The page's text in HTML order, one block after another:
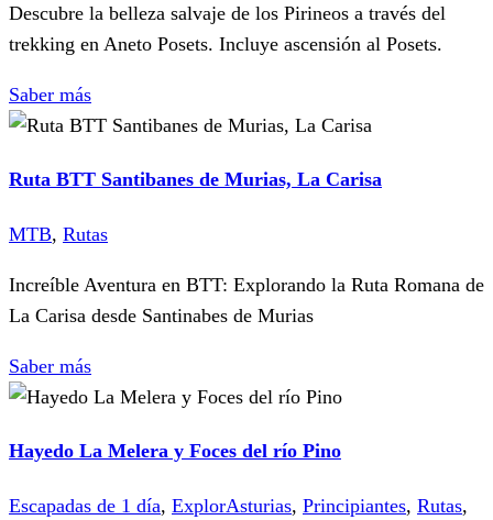
Descubre la belleza salvaje de los Pirineos a través del
trekking en Aneto Posets. Incluye ascensión al Posets.
Saber más
Ruta BTT Santibanes de Murias, La Carisa
MTB, Rutas
Increíble Aventura en BTT: Explorando la Ruta Romana de
La Carisa desde Santinabes de Murias
Saber más
Hayedo La Melera y Foces del río Pino
Escapadas de 1 día, ExplorAsturias, Principiantes, Rutas,